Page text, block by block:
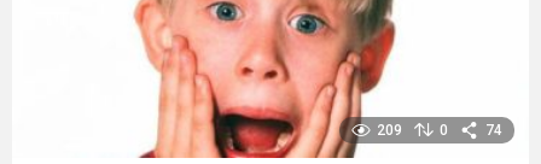
o
209 0 74